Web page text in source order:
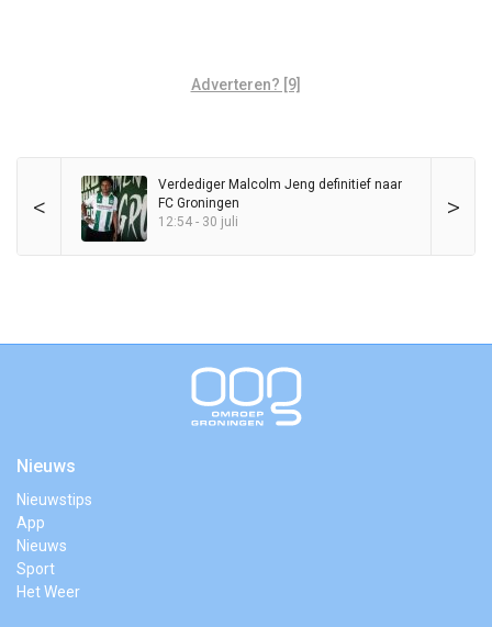
Adverteren? [9]
< >
Verdediger Malcolm Jeng definitief naar
FC Groningen
12:54 - 30 juli
Nieuws
Nieuwstips
App
Nieuws
Sport
Het Weer